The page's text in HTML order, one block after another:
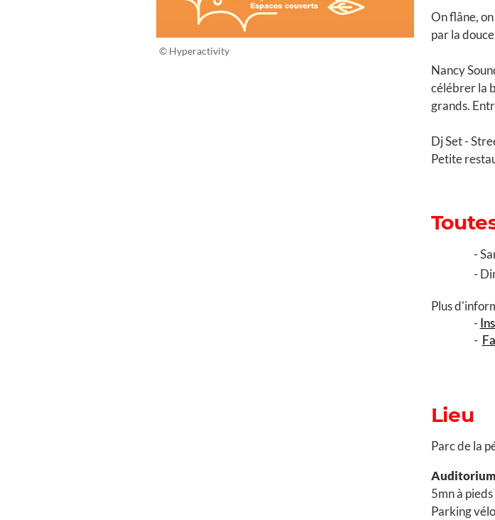
© Hyperactivity
On flâne,
par la
Nancy
célébrer la
grands.
Dj Set -
Petite
Plus
Lieu
Parc de la
Auditorium
5mn à
Parking